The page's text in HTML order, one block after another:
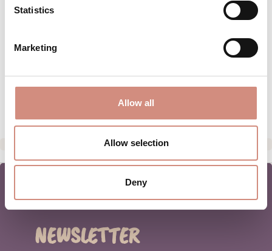
Statistics
Marketing
Allow all
Allow selection
Deny
MATERIAL
NEWSLETTER